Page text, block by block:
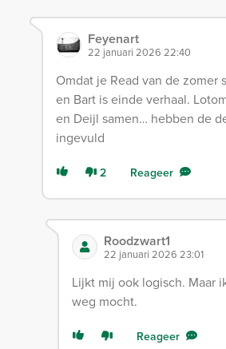
Feyenart
22 januari 2026 22:40
Omdat je Read van de zomer
en Bart is einde verhaal.
en Deijl samen… hebben de
ingevuld
2 Reageer
Roodzwart1
22 januari 2026 23:01
Lijkt mij ook logisch. Maar
weg mocht.
Reageer